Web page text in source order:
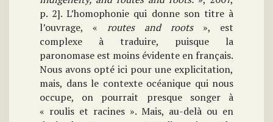
p. 2]. L’homophonie qui donne son titre à
l’ouvrage, « routes and roots», est
complexe à traduire, puisque la
paronomase est moins évidente en français.
Nous avons opté ici pour une explicitation,
mais, dans le contexte océanique qui nous
occupe, on pourrait presque songer à
« roulis et racines ». Mais, au-delà ou en